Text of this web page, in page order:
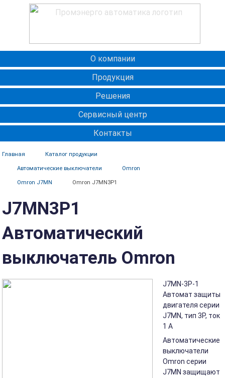
О компании
Продукция
Решения
Сервисный центр
Контакты
Главная Каталог продукции
Автоматические выключатели Omron
Omron J7MN Omron J7MN3P1
J7MN3P1
Автоматический
выключатель Omron
J7MN-3P-1
Автомат защиты
двигателя серии
J7MN, тип 3P, ток
1 A
Автоматические
выключатели
Omron серии
J7MN защищают